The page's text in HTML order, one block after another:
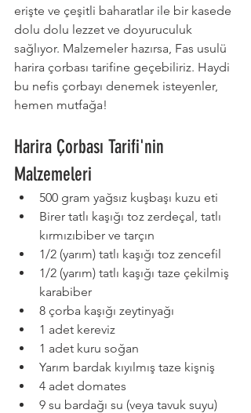
erişte ve çeşitli baharatlar ile bir kasede
dolu dolu lezzet ve doyuruculuk
sağlıyor. Malzemeler hazırsa, Fas usulü
harira çorbası tarifine geçebiliriz. Haydi
bu nefis çorbayı denemek isteyenler,
hemen mutfağa!
Harira Çorbası Tarifi'nin
Malzemeleri
500 gram yağsız kuşbaşı kuzu eti
Birer tatlı kaşığı toz zerdeçal, tatlı
kırmızıbiber ve tarçın
1/2 (yarım) tatlı kaşığı toz zencefil
1/2 (yarım) tatlı kaşığı taze çekilmiş
karabiber
8 çorba kaşığı zeytinyağı
1 adet kereviz
1 adet kuru soğan
Yarım bardak kıyılmış taze kişniş
4 adet domates
9 su bardağı su (veya tavuk suyu)